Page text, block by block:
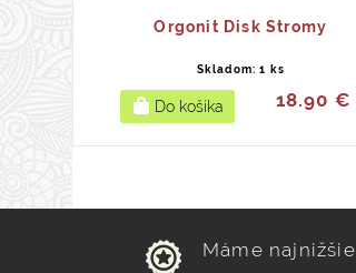
Orgonit Disk Stromy
Skladom: 1 ks
18.90 €
Máme najnižšie